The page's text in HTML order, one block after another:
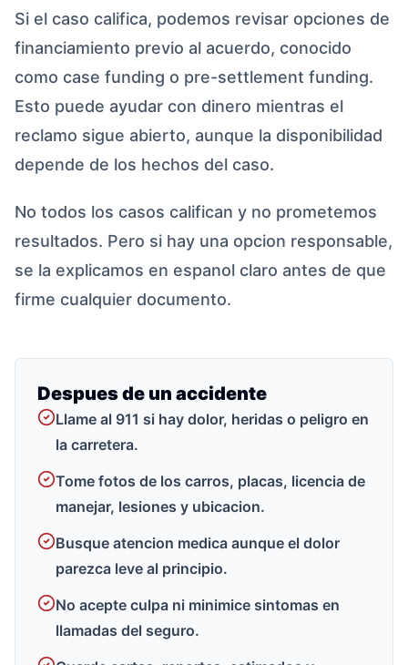
Si el caso califica, podemos revisar opciones de
financiamiento previo al acuerdo, conocido
como case funding o pre-settlement funding.
Esto puede ayudar con dinero mientras el
reclamo sigue abierto, aunque la disponibilidad
depende de los hechos del caso.
No todos los casos califican y no prometemos
resultados. Pero si hay una opcion responsable,
se la explicamos en espanol claro antes de que
firme cualquier documento.
Despues de un accidente
Llame al 911 si hay dolor, heridas o peligro en
la carretera.
Tome fotos de los carros, placas, licencia de
manejar, lesiones y ubicacion.
Busque atencion medica aunque el dolor
parezca leve al principio.
No acepte culpa ni minimice sintomas en
llamadas del seguro.